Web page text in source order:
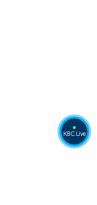
KBC Live